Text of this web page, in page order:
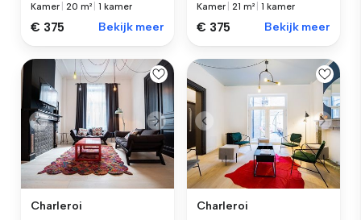
Kamer |20 m² |1 kamer
€ 375 Bekijk meer
Kamer |21 m² |1 kamer
€ 375 Bekijk meer
Charleroi Charleroi